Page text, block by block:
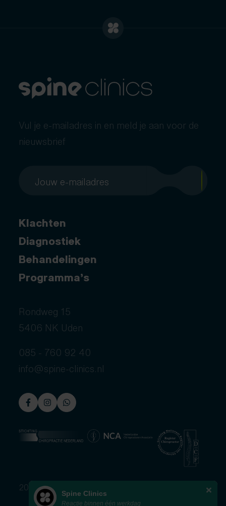
Vul je e-mailadres in en meld je aan voor de
nieuwsbrief
Klachten
Diagnostiek
Behandelingen
Programma’s
Rondweg 15
5406 NK Uden
085 - 760 92 40
info@spine-clinics.nl
2026 © Spine Clinics
Spine Clinics
Reactie binnen één werkdag